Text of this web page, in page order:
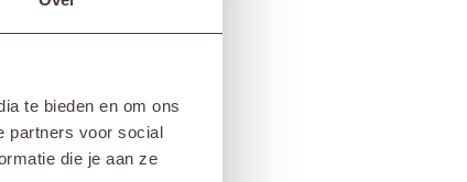
te bieden en om ons
partners voor social
die je aan ze